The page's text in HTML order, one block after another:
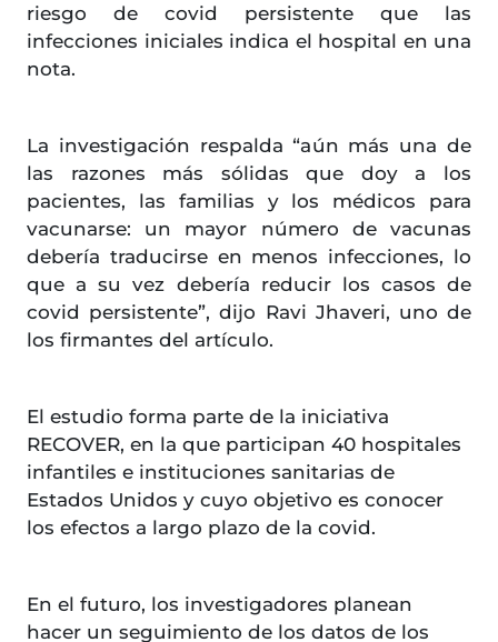
riesgo de covid persistente que las
infecciones iniciales indica el hospital en una
nota.
La investigación respalda “aún más una de
las razones más sólidas que doy a los
pacientes, las familias y los médicos para
vacunarse: un mayor número de vacunas
debería traducirse en menos infecciones, lo
que a su vez debería reducir los casos de
covid persistente”, dijo Ravi Jhaveri, uno de
los firmantes del artículo.
El estudio forma parte de la iniciativa
RECOVER, en la que participan 40 hospitales
infantiles e instituciones sanitarias de
Estados Unidos y cuyo objetivo es conocer
los efectos a largo plazo de la covid.
En el futuro, los investigadores planean
hacer un seguimiento de los datos de los